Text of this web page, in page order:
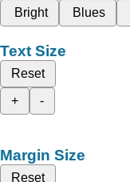
Bright
Blues
Text Size
Reset
+
-
Margin Size
Reset